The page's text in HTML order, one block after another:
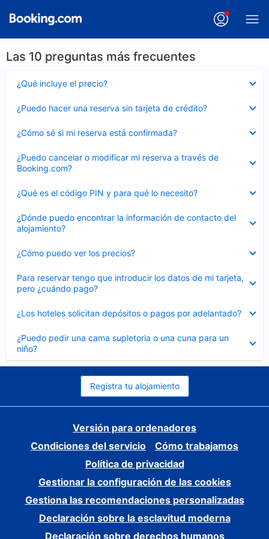
Las 10 preguntas más frecuentes
¿Qué incluye el precio?
cerrado
¿Puedo hacer una reserva sin tarjeta de crédito?
cerrado
¿Cómo sé si mi reserva está confirmada?
cerrado
¿Puedo cancelar o modificar mi reserva a través de
Booking.com?
cerrado
¿Qué es el código PIN y para qué lo necesito?
cerrado
¿Dónde puedo encontrar la información de contacto del
alojamiento?
cerrado
¿Cómo puedo ver los precios?
cerrado
Para reservar tengo que introducir los datos de mi tarjeta,
pero ¿cuándo pago?
cerrado
¿Los hoteles solicitan depósitos o pagos por adelantado?
cerrado
¿Puedo pedir una cama supletoria o una cuna para un
niño?
cerrado
Registra tu alojamiento
Versión para ordenadores
Condiciones del servicio
Cómo trabajamos
Política de privacidad
Gestionar la configuración de las cookies
Gestiona las recomendaciones personalizadas
Declaración sobre la esclavitud moderna
Declaración sobre derechos humanos